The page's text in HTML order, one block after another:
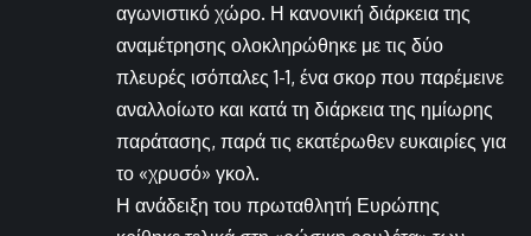
αγωνιστικό χώρο. Η κανονική διάρκεια της
αναμέτρησης ολοκληρώθηκε με τις δύο
πλευρές ισόπαλες 1-1, ένα σκορ που παρέμεινε
αναλλοίωτο και κατά τη διάρκεια της ημίωρης
παράτασης, παρά τις εκατέρωθεν ευκαιρίες για
το «χρυσό» γκολ.
Η ανάδειξη του πρωταθλητή Ευρώπης